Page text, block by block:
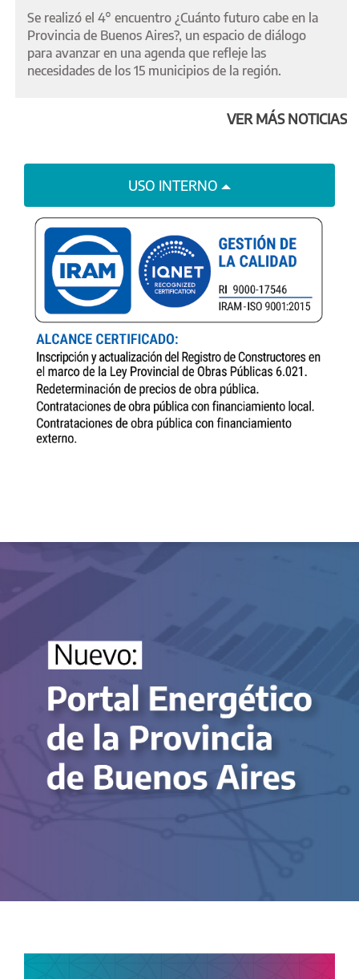
Se realizó el 4° encuentro ¿Cuánto futuro cabe en la
Provincia de Buenos Aires?, un espacio de diálogo
para avanzar en una agenda que refleje las
necesidades de los 15 municipios de la región.
VER MÁS NOTICIAS
USO INTERNO